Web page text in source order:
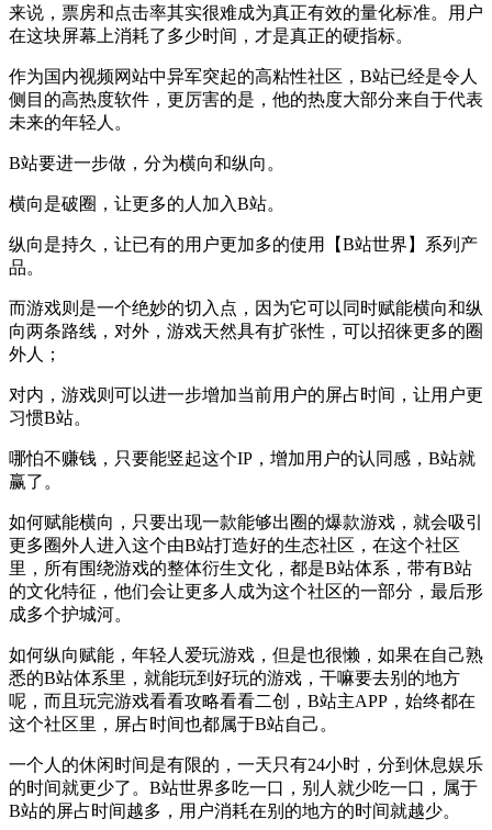
来说，票房和点击率其实很难成为真正有效的量化标准。用户
在这块屏幕上消耗了多少时间，才是真正的硬指标。
作为国内视频网站中异军突起的高粘性社区，B站已经是令人
侧目的高热度软件，更厉害的是，他的热度大部分来自于代表
未来的年轻人。
B站要进一步做，分为横向和纵向。
横向是破圈，让更多的人加入B站。
纵向是持久，让已有的用户更加多的使用【B站世界】系列产
品。
而游戏则是一个绝妙的切入点，因为它可以同时赋能横向和纵
向两条路线，对外，游戏天然具有扩张性，可以招徕更多的圈
外人；
对内，游戏则可以进一步增加当前用户的屏占时间，让用户更
习惯B站。
哪怕不赚钱，只要能竖起这个IP，增加用户的认同感，B站就
赢了。
如何赋能横向，只要出现一款能够出圈的爆款游戏，就会吸引
更多圈外人进入这个由B站打造好的生态社区，在这个社区
里，所有围绕游戏的整体衍生文化，都是B站体系，带有B站
的文化特征，他们会让更多人成为这个社区的一部分，最后形
成多个护城河。
如何纵向赋能，年轻人爱玩游戏，但是也很懒，如果在自己熟
悉的B站体系里，就能玩到好玩的游戏，干嘛要去别的地方
呢，而且玩完游戏看看攻略看看二创，B站主APP，始终都在
这个社区里，屏占时间也都属于B站自己。
一个人的休闲时间是有限的，一天只有24小时，分到休息娱乐
的时间就更少了。B站世界多吃一口，别人就少吃一口，属于
B站的屏占时间越多，用户消耗在别的地方的时间就越少。